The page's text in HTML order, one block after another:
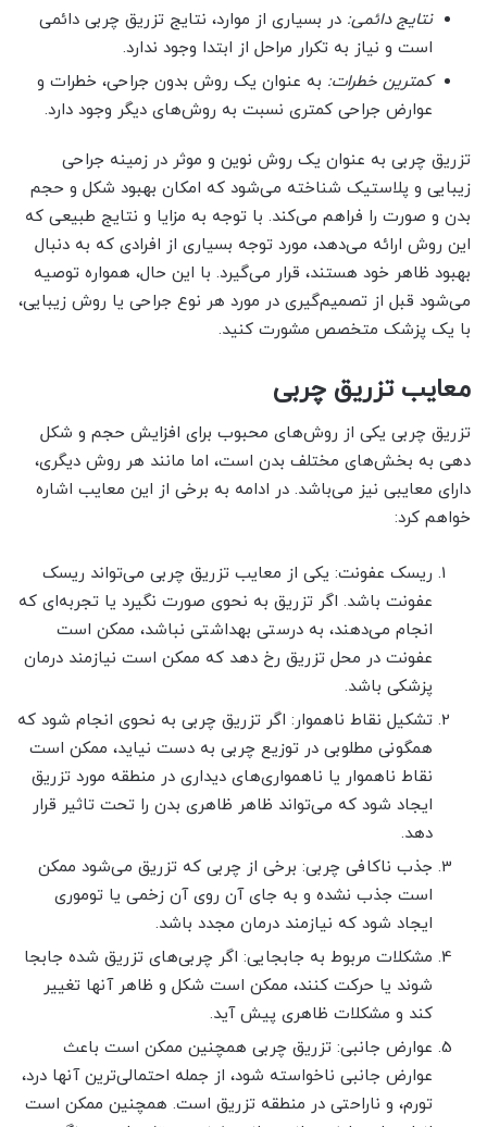
نتایج دائمی: در بسیاری از موارد، نتایج تزریق چربی دائمی
است و نیاز به تکرار مراحل از ابتدا وجود ندارد.
کمترین خطرات: به عنوان یک روش بدون جراحی، خطرات و
عوارض جراحی کمتری نسبت به روش‌های دیگر وجود دارد.
تزریق چربی به عنوان یک روش نوین و موثر در زمینه جراحی
زیبایی و پلاستیک شناخته می‌شود که امکان بهبود شکل و حجم
بدن و صورت را فراهم می‌کند. با توجه به مزایا و نتایج طبیعی که
این روش ارائه می‌دهد، مورد توجه بسیاری از افرادی که به دنبال
بهبود ظاهر خود هستند، قرار می‌گیرد. با این حال، همواره توصیه
می‌شود قبل از تصمیم‌گیری در مورد هر نوع جراحی یا روش زیبایی،
با یک پزشک متخصص مشورت کنید.
معایب تزریق چربی
تزریق چربی یکی از روش‌های محبوب برای افزایش حجم و شکل
دهی به بخش‌های مختلف بدن است، اما مانند هر روش دیگری،
دارای معایبی نیز می‌باشد. در ادامه به برخی از این معایب اشاره
خواهم کرد:
ریسک عفونت: یکی از معایب تزریق چربی می‌تواند ریسک
عفونت باشد. اگر تزریق به نحوی صورت نگیرد یا تجربه‌ای که
انجام می‌دهند، به درستی بهداشتی نباشد، ممکن است
عفونت در محل تزریق رخ دهد که ممکن است نیازمند درمان
پزشکی باشد.
تشکیل نقاط ناهموار: اگر تزریق چربی به نحوی انجام شود که
همگونی مطلوبی در توزیع چربی به دست نیاید، ممکن است
نقاط ناهموار یا ناهمواری‌های دیداری در منطقه مورد تزریق
ایجاد شود که می‌تواند ظاهر ظاهری بدن را تحت تاثیر قرار
دهد.
جذب ناکافی چربی: برخی از چربی که تزریق می‌شود ممکن
است جذب نشده و به جای آن روی آن زخمی یا توموری
ایجاد شود که نیازمند درمان مجدد باشد.
مشکلات مربوط به جابجایی: اگر چربی‌های تزریق شده جابجا
شوند یا حرکت کنند، ممکن است شکل و ظاهر آنها تغییر
کند و مشکلات ظاهری پیش آید.
عوارض جانبی: تزریق چربی همچنین ممکن است باعث
عوارض جانبی ناخواسته شود، از جمله احتمالی‌ترین آنها درد،
تورم، و ناراحتی در منطقه تزریق است. همچنین ممکن است